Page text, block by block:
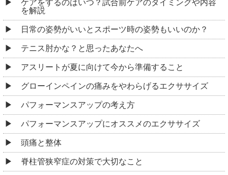
ケアをするのはいつ？試合前ケアのタイミングや内容
を解説
日常の姿勢がいいとスポーツ時の姿勢もいいのか？
テニス肘かな？と思ったあなたへ
アスリートが夏に向けて今から準備すること
グローインペインの痛みをやわらげるエクササイズ
パフォーマンスアップの考え方
パフォーマンスアップにオススメのエクササイズ
頭痛と整体
脊柱管狭窄症の対策で大切なこと